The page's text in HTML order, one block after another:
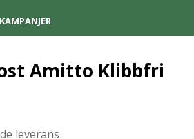
KAMPANJER
Amitto Klibbfri
leverans